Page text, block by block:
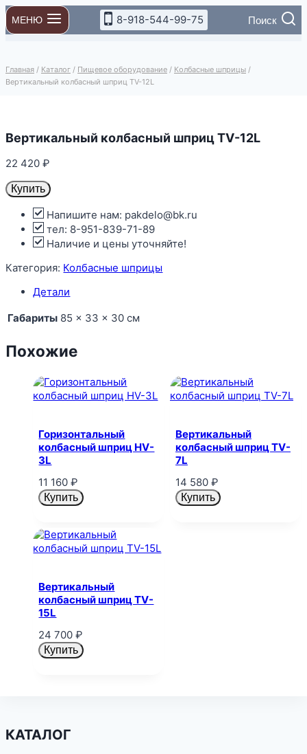
Перейти
к
содержимому
МЕНЮ 8-918-544-99-75 Поиск
Главная / Каталог / Пищевое оборудование / Колбасные шприцы /
Вертикальный колбасный шприц TV-12L
Вертикальный колбасный шприц TV-12L
22 420₽
Купить
Напишите нам: pakdelo@bk.ru
тел: 8-951-839-71-89
Наличие и цены уточняйте!
Категория: Колбасные шприцы
Детали
Габариты 85 × 33 × 30 см
Похожие
Горизонтальный
колбасный шприц HV-
3L
11 160₽
Купить
Вертикальный
колбасный шприц TV-
7L
14 580 ₽
Купить
Вертикальный
колбасный шприц TV-
15L
24 700₽
Купить
КАТАЛОГ